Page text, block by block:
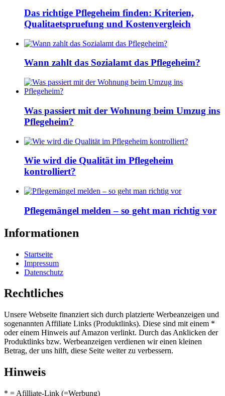
Das richtige Pflegeheim finden: Kriterien,
Qualitaetspruefung und Kostenvergleich
Wann zahlt das Sozialamt das Pflegeheim?
Was passiert mit der Wohnung beim Umzug ins
Pflegeheim?
Wie wird die Qualität im Pflegeheim
kontrolliert?
Pflegemängel melden – so geht man richtig vor
Informationen
Startseite
Impressum
Datenschutz
Rechtliches
Unsere Webseite finanziert sich durch platzierte Werbeanzeigen und
sogenannten Affiliate Links (Produktlinks). Diese sind mit einem *
oder einem Hinweis auf Amazon verlinkt. Durch das Anklicken der
Produktlinks bzw. Werbeanzeigen verdienen wir einen kleinen
Betrag, der uns hilft, diese Seite weiter zu verbessern.
Hinweis
* = Afilliate-Link (=Werbung)